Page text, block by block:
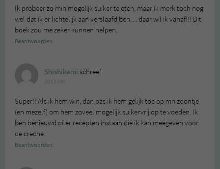
Ik probeer zo min mogelijk suiker te eten, maar ik merk toch nog
wel dat ik er lichtelijk aan verslaafd ben… daar wil ik vanaf!!! Dit
boek zou me zeker kunnen helpen.
Beantwoorden
Shishikami schreef:
Super!! Als ik hem win, dan pas ik hem gelijk toe op mn zoontje
(en mezelf) om hem zoveel mogelijk suikervrij op te voeden. Ik
ben benieuwd of er recepten instaan die ik kan meegeven voor
de creche.
Beantwoorden